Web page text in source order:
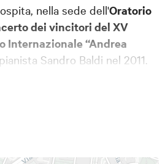
ospita, nella sede dell'Oratorio
dei vincitori del XV
Internazionale “Andrea
Sandro Baldi nel 2011.
giovani pianisti, suoneranno